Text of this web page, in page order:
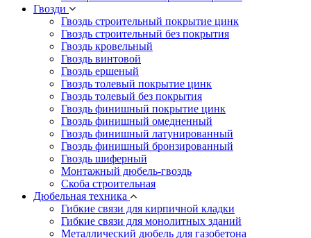
Гвозди
Гвоздь строительный покрытие цинк
Гвоздь строительный без покрытия
Гвоздь кровельный
Гвоздь винтовой
Гвоздь ершеный
Гвоздь толевый покрытие цинк
Гвоздь толевый без покрытия
Гвоздь финишный покрытие цинк
Гвоздь финишный омедненный
Гвоздь финишный латунированный
Гвоздь финишный бронзированный
Гвоздь шиферный
Монтажный дюбель-гвоздь
Скоба строительная
Дюбельная техника
Гибкие связи для кирпичной кладки
Гибкие связи для монолитных зданий
Металлический дюбель для газобетона